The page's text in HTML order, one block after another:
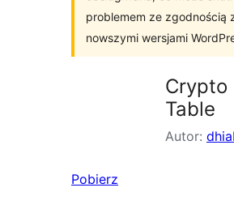
problemem ze zgodnością
nowszymi wersjami
Crypto
Table
Autor:
Pobierz